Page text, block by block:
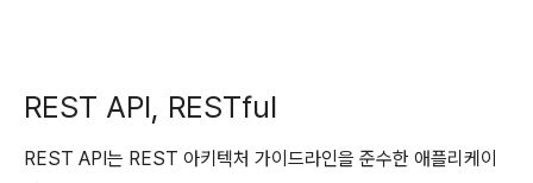
REST API, RESTful
REST API는 REST 아키텍처 가이드라인을 준수한 애플리케이